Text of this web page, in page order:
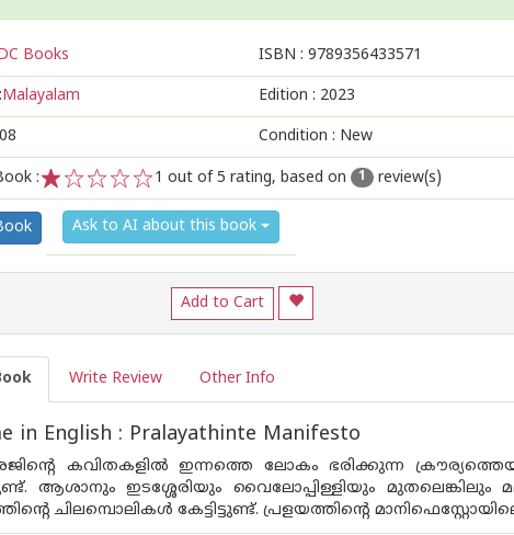
Books ISBN : 9789356433571
Malayalam Edition : 2023
Condition : New
:
5
4
3
2
1
1 out of 5 rating, based on 1 review(s)
Ask to AI about this book
Add to Cart
Write Review Other Info
in English : Pralayathinte Manifesto
കവിതകളിൽ ഇന്നത്തെ ലോകം ഭരിക്കുന്ന
ആശാനും ഇടശ്ശേരിയും വൈലോപ്പിള്ളിയും
ചിലമ്പൊലികൾ കേട്ടിട്ടുണ്ട്. പ്രളയത്തിന്റെ